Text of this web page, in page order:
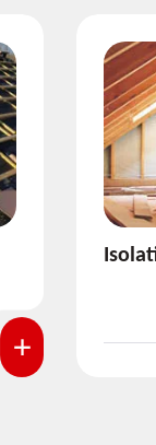
Pose